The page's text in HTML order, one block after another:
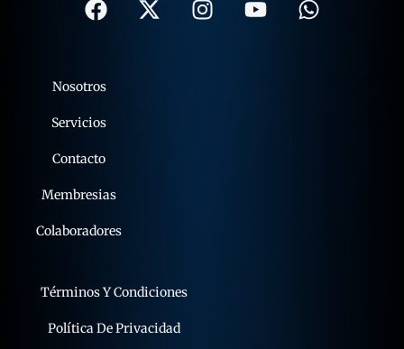
Términos Y Condiciones
Política De Privacidad
Nosotros
Servicios
Contacto
Membresias
Colaboradores